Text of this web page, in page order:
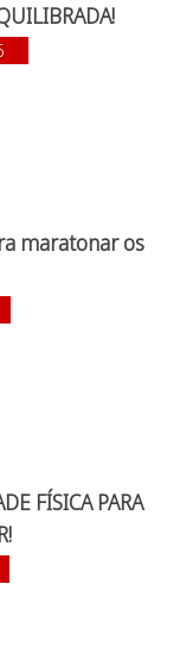
maratonar os
FÍSICA PARA